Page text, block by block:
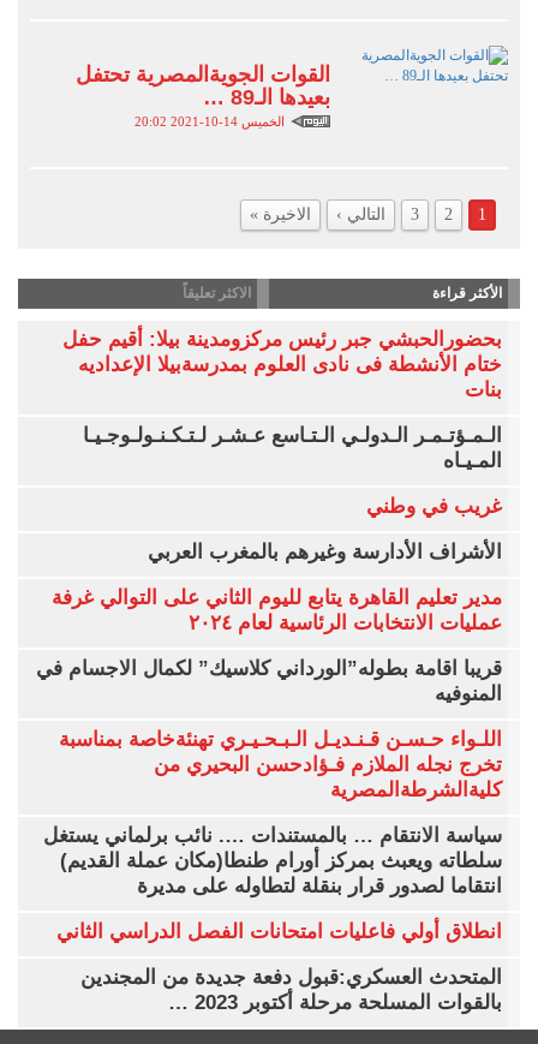
القوات الجويةالمصرية تحتفل
بعيدها الـ89 …‏
الخميس 14-10-2021 20:02
1
2
3 التالي › الاخيرة »
الأكثر قراءة الاكثر تعليقاً
بحضورالحبشي جبر رئيس مركزومدينة بيلا: أقيم حفل
ختام الأنشطة فى نادى العلوم بمدرسةبيلا الإعداديه
بنات
الـمـؤتـمـر الـدولـي الـتـاسع عـشـر لـتـكـنـولـوجـيـا
المـيـاه
غريب في وطني
الأشراف الأدارسة وغيرهم بالمغرب العربي
مدير تعليم القاهرة يتابع لليوم الثاني على التوالي غرفة
عمليات الانتخابات الرئاسية لعام ٢٠٢٤
قريبا اقامة بطوله”الورداني كلاسيك” لكمال الاجسام في
المنوفيه
اللـواء حـسـن قـنـديـل الـبـحـيـري تهنئةخاصة بمناسبة
تخرج نجله الملازم فـؤادحسن البحيري من
كليةالشرطةالمصرية
سياسة الانتقام … بالمستندات …. نائب برلماني يستغل
سلطاته ويعبث بمركز أورام طنطا(مكان عملة القديم)
انتقاما لصدور قرار بنقلة لتطاوله على مديرة
انطلاق أولي فاعليات امتحانات الفصل الدراسي الثاني
المتحدث العسكري:قبول دفعة جديدة من المجندين
بالقوات المسلحة مرحلة أكتوبر 2023 …